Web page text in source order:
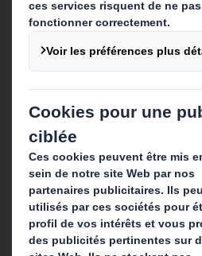
Services de
Nos
Contactez-